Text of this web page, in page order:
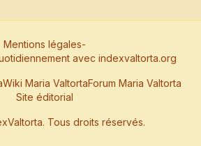
Mentions légales-
avec indexvaltorta.org
Wiki Maria ValtortaForum Maria Valtorta
Site éditorial
Tous droits réservés.